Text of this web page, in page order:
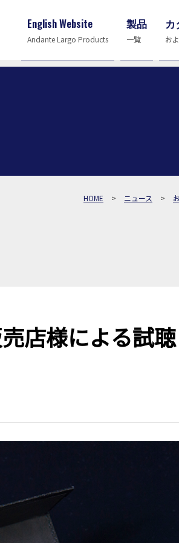
English Website
Andante Largo Products
製品
一覧
カ
お
HOME > ニュース >
店様による試聴